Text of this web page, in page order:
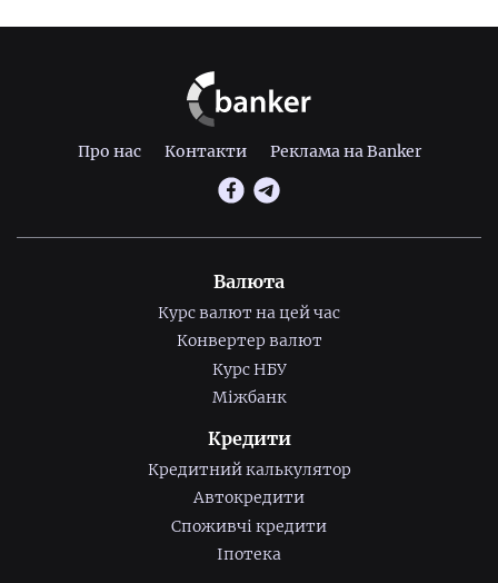
Про нас Контакти Реклама на Banker
Валюта
Курс валют на цей час
Конвертер валют
Курс НБУ
Міжбанк
Кредити
Кредитний калькулятор
Автокредити
Споживчі кредити
Іпотека